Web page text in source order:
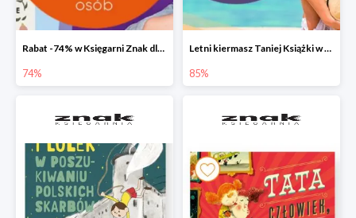
Rabat -74% w Księgarni Znak dla 100 pierwszych osób!
74%
Letni kiermasz Taniej Książki w Ksiegarni Znak do -85%!
85%